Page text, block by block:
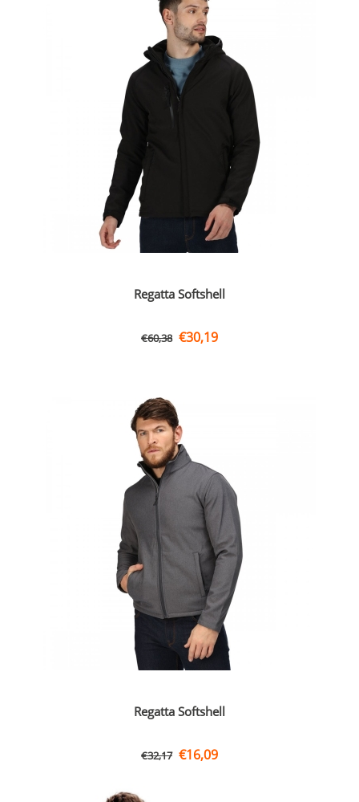
Regatta Softshell
€60,38 €30,19
Regatta Softshell
€32,17 €16,09